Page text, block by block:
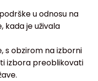
u odnosu na
kada je uživala
s obzirom na izborni
izbora preoblikovati